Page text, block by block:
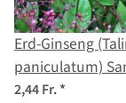
Erd-Ginseng
paniculatum)
2,44 Fr.*